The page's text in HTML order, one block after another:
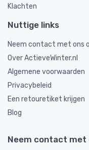
Klachten
Nuttige links
Neem contact met ons
Over ActieveWinter.nl
Algemene voorwaarden
Privacybeleid
Een retouretiket krijgen
Blog
Neem contact met